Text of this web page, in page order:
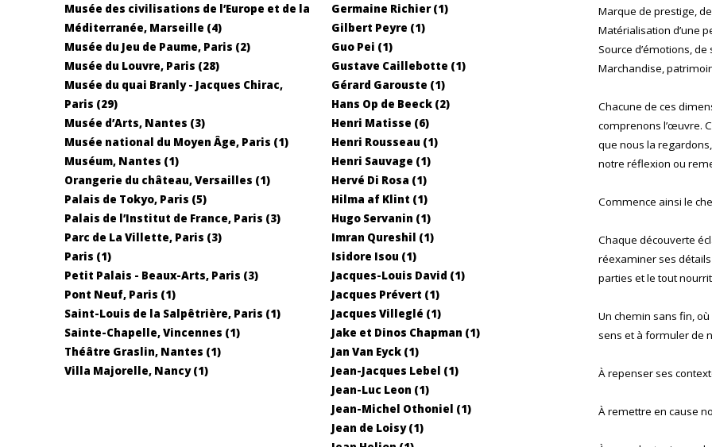
Musée des civilisations de l’Europe et de la
Méditerranée, Marseille (4)
Musée du Jeu de Paume, Paris (2)
Musée du Louvre, Paris (28)
Musée du quai Branly - Jacques Chirac,
Paris (29)
Musée d’Arts, Nantes (3)
Musée national du Moyen Âge, Paris (1)
Muséum, Nantes (1)
Orangerie du château, Versailles (1)
Palais de Tokyo, Paris (5)
Palais de l’Institut de France, Paris (3)
Parc de La Villette, Paris (3)
Paris (1)
Petit Palais - Beaux-Arts, Paris (3)
Pont Neuf, Paris (1)
Saint-Louis de la Salpêtrière, Paris (1)
Sainte-Chapelle, Vincennes (1)
Théâtre Graslin, Nantes (1)
Villa Majorelle, Nancy (1)
Germaine Richier (1)
Gilbert Peyre (1)
Guo Pei (1)
Gustave Caillebotte (1)
Gérard Garouste (1)
Hans Op de Beeck (2)
Henri Matisse (6)
Henri Rousseau (1)
Henri Sauvage (1)
Hervé Di Rosa (1)
Hilma af Klint (1)
Hugo Servanin (1)
Imran Qureshil (1)
Isidore Isou (1)
Jacques-Louis David (1)
Jacques Prévert (1)
Jacques Villeglé (1)
Jake et Dinos Chapman (1)
Jan Van Eyck (1)
Jean-Jacques Lebel (1)
Jean-Luc Leon (1)
Jean-Michel Othoniel (1)
Jean de Loisy (1)
Marque de prestige,
Matérialisation d’une
Source d’émotions, de
Marchandise,
Chacune de ces
comprenons l’œuvre.
que nous la
notre réflexion ou
Commence ainsi le
Chaque découverte
réexaminer ses
parties et le tout
Un chemin sans fin,
sens et à formuler de
À repenser ses
À remettre en cause